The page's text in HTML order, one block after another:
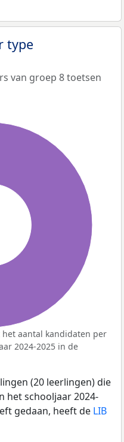
type
van groep 8 toetsen
aantal kandidaten per
2024-2025 in de
(20 leerlingen) die
het schooljaar 2024-
gedaan, heeft de LIB